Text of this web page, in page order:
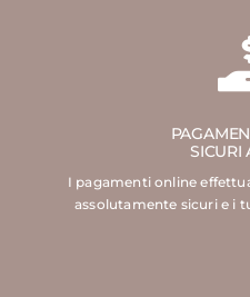
SICURI
I pagamenti online
assolutamente sicuri e i